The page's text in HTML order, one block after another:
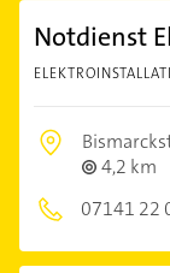
Notdienst
4,2 km
07141 22